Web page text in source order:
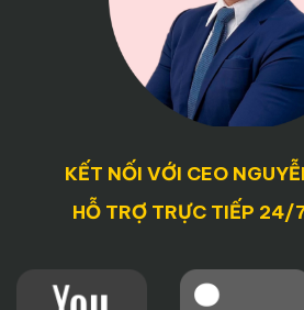
KẾT NỐI VỚI CEO
HỖ TRỢ TRỰC TIẾP 24/